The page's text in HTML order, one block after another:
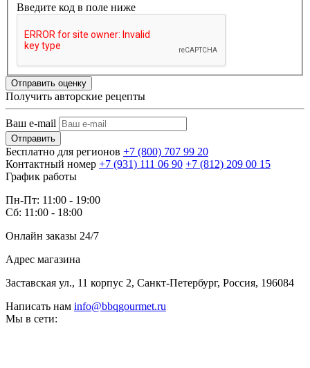
Введите код в поле ниже
Отправить оценку
Получить авторские рецепты
Ваш e-mail
Отправить
Бесплатно для регионов +7 (800) 707 99 20
Контактный номер +7 (931) 111 06 90 +7 (812) 209 00 15
График работы
Пн-Пт: 11:00 - 19:00
Сб: 11:00 - 18:00
Онлайн заказы 24/7
Адрес магазина
Заставская ул., 11 корпус 2, Санкт-Петербург, Россия, 196084
Написать нам info@bbqgourmet.ru
Мы в сети: